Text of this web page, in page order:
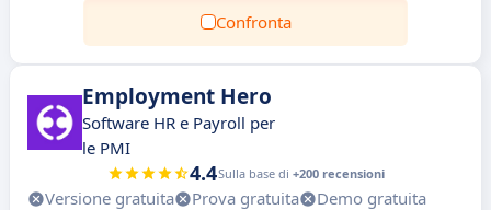
Confronta
Employment Hero
Software HR e Payroll per
le PMI
4.4Sulla base di +200 recensioni
Versione gratuita Prova gratuita
Demo gratuita